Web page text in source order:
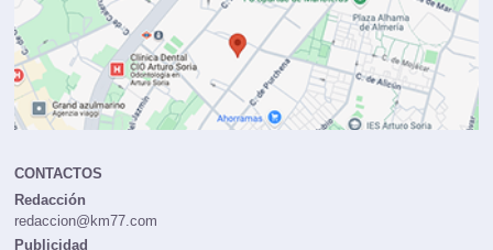
CONTACTOS
Redacción
redaccion@km77.com
Publicidad